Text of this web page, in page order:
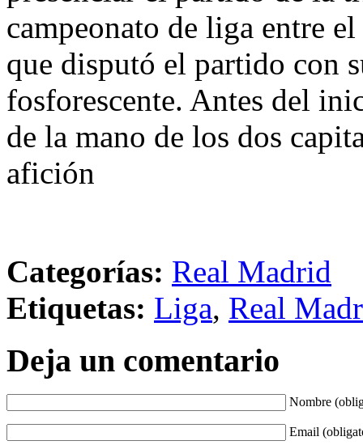
campeonato de liga entre
que disputó el partido con
fosforescente. Antes del
de la mano de los dos
afición
Categorías: Real Madrid
Etiquetas: Liga, Real
Deja un comentario
Nombre
Email